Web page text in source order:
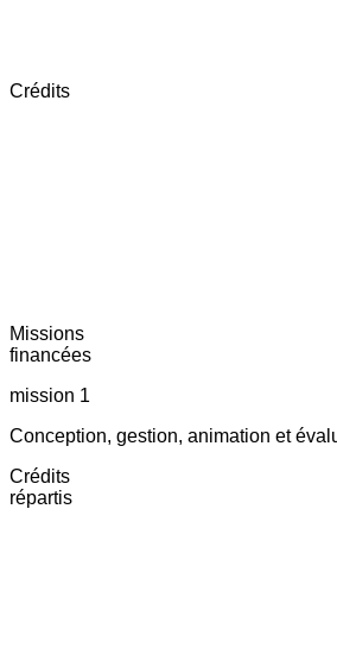
Crédits
Missions
financées
mission 1
Conception, gestion, animation et
Crédits
répartis